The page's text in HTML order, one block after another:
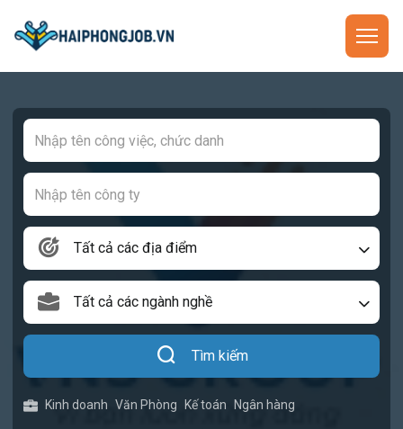
Tất cả các địa điểm
Tất cả các ngành nghề
Tìm kiếm
Kinh doanh Văn Phòng Kế toán Ngân hàng